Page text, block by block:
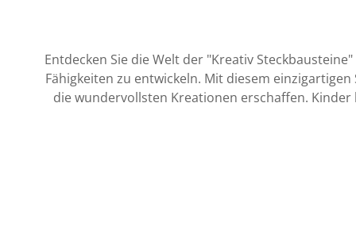
Entdecken Sie die Welt der "Kreativ
Fähigkeiten zu entwickeln. Mit diesem
die wundervollsten Kreationen erschaffen. Kinder haben die Freiheit, zu stapeln, zu stecken und Strukturen emporwachsen zu lassen, die ihrer Vorstellungskraft
Platte als Basis für Großprojekte. Jedes Teil
inspiriert, zu experimentieren und zu lernen,